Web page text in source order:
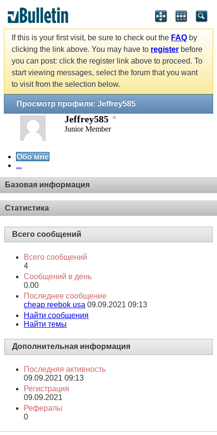
If this is your first visit, be sure to check out the FAQ by
clicking the link above. You may have to register before
you can post: click the register link above to proceed. To
start viewing messages, select the forum that you want
to visit from the selection below.
Просмотр профиля: Jeffrey585
Jeffrey585
Junior Member
Обо мне
...
Базовая информация
Статистика
Всего сообщений
Всего сообщений
4
Сообщений в день
0.00
Последнее сообщение
cheap reebok usa 09.09.2021 09:13
Найти сообщения
Найти темы
Дополнительная информация
Последняя активность
09.09.2021 09:13
Регистрация
09.09.2021
Рефералы
0